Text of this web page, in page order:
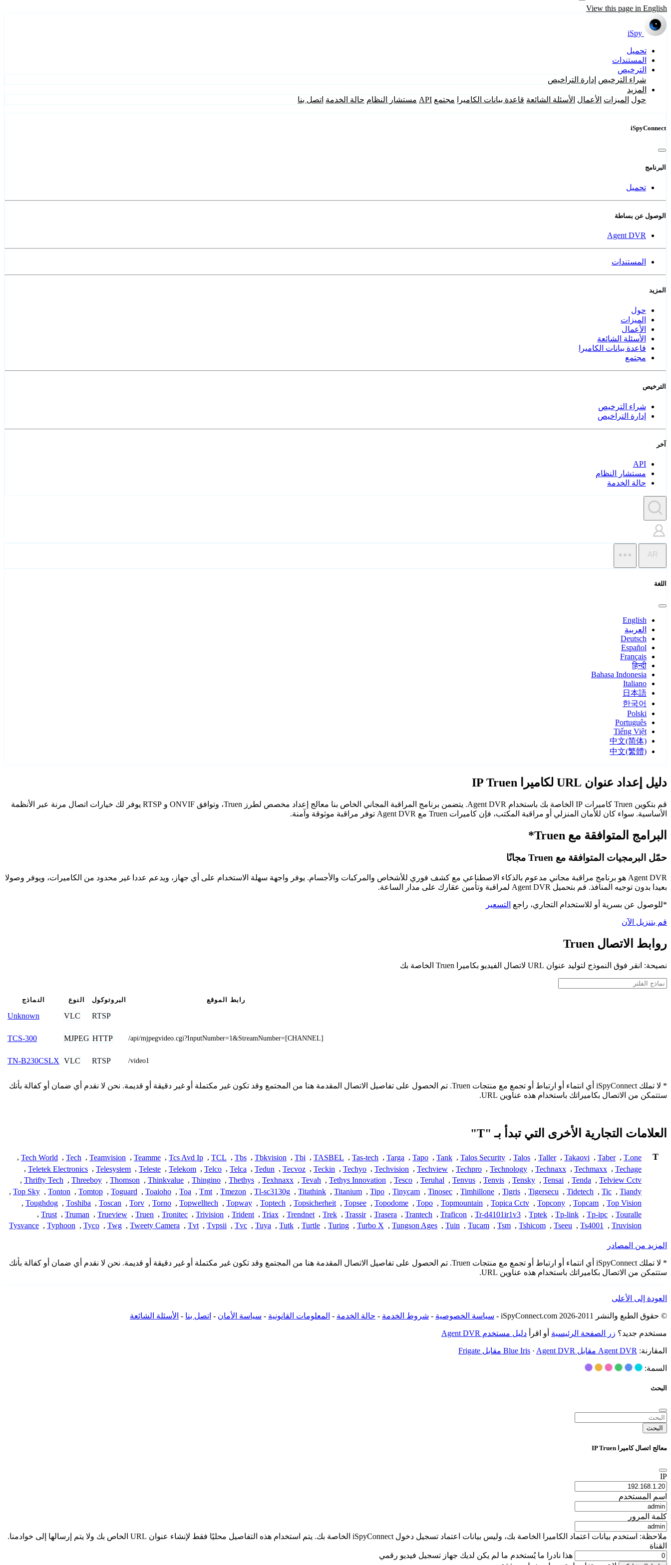
View this page in English
iSpy
تحميل
المستندات
الترخيص
شراء الترخيص إدارة التراخيص
المزيد
حول الميزات الأعمال الأسئلة الشائعة قاعدة بيانات الكاميرا مجتمع API مستشار النظام حالة الخدمة اتصل بنا
iSpyConnect
البرنامج
تحميل
الوصول عن بساطة
Agent DVR
المستندات
المزيد
حول
الميزات
الأعمال
الأسئلة الشائعة
قاعدة بيانات الكاميرا
مجتمع
الترخيص
شراء الترخيص
إدارة التراخيص
آخر
API
مستشار النظام
حالة الخدمة
AR
اللغة
English
العربية
Deutsch
Español
Français
हिन्दी
Bahasa Indonesia
Italiano
日本語
한국어
Polski
Português
Tiếng Việt
中文(简体)
中文(繁體)
دليل إعداد عنوان URL لكاميرا IP Truen
قم بتكوين Truen كاميرات IP الخاصة بك باستخدام Agent DVR. يتضمن برنامج المراقبة المجاني الخاص بنا معالج إعداد مخصص لطرز Truen، وتوافق ONVIF و RTSP يوفر لك خيارات اتصال مرنة عبر الأنظمة
الأساسية. سواء كان للأمان المنزلي أو مراقبة المكتب، فإن كاميرات Truen مع Agent DVR توفر مراقبة موثوقة وآمنة.
البرامج المتوافقة مع Truen*
حمّل البرمجيات المتوافقة مع Truen مجانًا
Agent DVR هو برنامج مراقبة مجاني مدعوم بالذكاء الاصطناعي مع كشف فوري للأشخاص والمركبات والأجسام. يوفر واجهة سهلة الاستخدام على أي جهاز، ويدعم عددا غير محدود من الكاميرات، ويوفر وصولا
بعيدا بدون توجيه المنافذ. قم بتحميل Agent DVR لمراقبة وتأمين عقارك على مدار الساعة.
*للوصول عن بسرية أو للاستخدام التجاري، راجع التسعير
قم بتنزيل الآن
روابط الاتصال Truen
نصيحة: انقر فوق النموذج لتوليد عنوان URL لاتصال الفيديو بكاميرا Truen الخاصة بك
النماذج النوع البروتوكول رابط الموقع
Unknown VLC RTSP
TCS-300 MJPEG HTTP /api/mjpegvideo.cgi?InputNumber=1&StreamNumber=[CHANNEL]
TN-B230CSLX VLC RTSP /video1
* لا تملك iSpyConnect أي انتماء أو ارتباط أو تجمع مع منتجات Truen. تم الحصول على تفاصيل الاتصال المقدمة هنا من المجتمع وقد تكون غير مكتملة أو غير دقيقة أو قديمة. نحن لا نقدم أي ضمان أو كفالة بأنك
ستتمكن من الاتصال بكاميراتك باستخدام هذه عناوين URL.
العلامات التجارية الأخرى التي تبدأ بـ "T"
T
T.one
,
Taber
,
Takaovi
,
Taller
,
Talos
,
Talos Security
,
Tank
,
Tapo
,
Targa
,
Tas-tech
,
TASBEL
,
Tbi
,
Tbkvision
,
Tbs
,
TCL
,
Tcs Avd Ip
,
Teamme
,
Teamvision
,
Tech
,
Tech World
,
Techage
,
Techmaxx
,
Technaxx
,
Technology
,
Techpro
,
Techview
,
Techvision
,
Techyo
,
Teckin
,
Tecvoz
,
Tedun
,
Telca
,
Telco
,
Telekom
,
Teleste
,
Telesystem
,
Teletek Electronics
,
Telview Cctv
,
Tenda
,
Tensai
,
Tensky
,
Tenvis
,
Tenvus
,
Teruhal
,
Tesco
,
Tethys Innovation
,
Tevah
,
Texhnaxx
,
Thethys
,
Thingino
,
Thinkvalue
,
Thomson
,
Threeboy
,
Thrifty Tech
,
Tiandy
,
Tic
,
Tidetech
,
Tigersecu
,
Tigris
,
Timhillone
,
Tinosec
,
Tinycam
,
Tipo
,
Titanium
,
Titathink
,
Tl-sc3130g
,
Tmezon
,
Tmt
,
Toa
,
Toaioho
,
Toguard
,
Tomtop
,
Tonton
,
Top Sky
,
Top Vision
,
Topcam
,
Topcony
,
Topica Cctv
,
Topmountain
,
Topo
,
Topodome
,
Topsee
,
Topsicherheit
,
Toptech
,
Topway
,
Topwelltech
,
Torno
,
Torv
,
Toscan
,
Toshiba
,
Toughdog
,
Touralle
,
Tp-ipc
,
Tp-link
,
Tptek
,
Tr-d4101ir1v3
,
Traficon
,
Trantech
,
Trasera
,
Trassir
,
Trek
,
Trendnet
,
Triax
,
Trident
,
Trivision
,
Tronitec
,
Truen
,
Trueview
,
Truman
,
Trust
,
Truvision
,
Ts4001
,
Tseeu
,
Tshicom
,
Tsm
,
Tucam
,
Tuin
,
Tungson Ages
,
Turbo X
,
Turing
,
Turtle
,
Tutk
,
Tuya
,
Tvc
,
Tvpsii
,
Tvt
,
Tweety Camera
,
Twg
,
Tyco
,
Typhoon
,
Tysvance
المزيد من المصادر
* لا تملك iSpyConnect أي انتماء أو ارتباط أو تجمع مع منتجات Truen. تم الحصول على تفاصيل الاتصال المقدمة هنا من المجتمع وقد تكون غير مكتملة أو غير دقيقة أو قديمة. نحن لا نقدم أي ضمان أو كفالة بأنك
ستتمكن من الاتصال بكاميراتك باستخدام هذه عناوين URL.
العودة إلى الأعلى
© حقوق الطبع والنشر 2011-2026 iSpyConnect.com - سياسة الخصوصية - شروط الخدمة - حالة الخدمة - المعلومات القانونية - سياسة الأمان - اتصل بنا - الأسئلة الشائعة
مستخدم جديد؟ زر الصفحة الرئيسية أو اقرأ دليل مستخدم Agent DVR
المقارنة: Agent DVR مقابل Blue Iris · Agent DVR مقابل Frigate
السمة:
البحث
البحث
معالج اتصال كاميرا IP Truen
IP
اسم المستخدم
كلمة المرور
ملاحظة: استخدم بيانات اعتماد الكاميرا الخاصة بك، وليس بيانات اعتماد تسجيل دخول iSpyConnect الخاصة بك. يتم استخدام هذه التفاصيل محليًا فقط لإنشاء عنوان URL الخاص بك ولا يتم إرسالها إلى خوادمنا.
القناة
هذا نادرا ما يُستخدم ما لم يكن لديك جهاز تسجيل فيديو رقمي